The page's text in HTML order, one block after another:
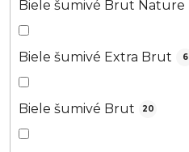
Biele šumivé Brut Nature
Biele šumivé Extra Brut 6
Biele šumivé Brut 20